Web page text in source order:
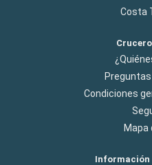
Costa
Condiciones
Mapa
Información